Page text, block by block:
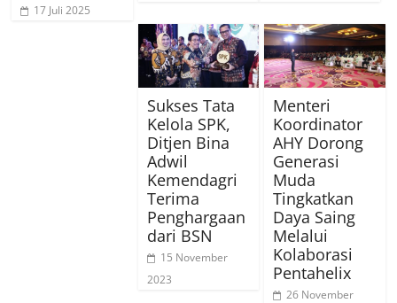
17 Juli 2025
Sukses Tata
Kelola SPK,
Ditjen Bina
Adwil
Kemendagri
Terima
Penghargaan
dari BSN
15 November
2023
Menteri
Koordinator
AHY Dorong
Generasi
Muda
Tingkatkan
Daya Saing
Melalui
Kolaborasi
Pentahelix
26 November